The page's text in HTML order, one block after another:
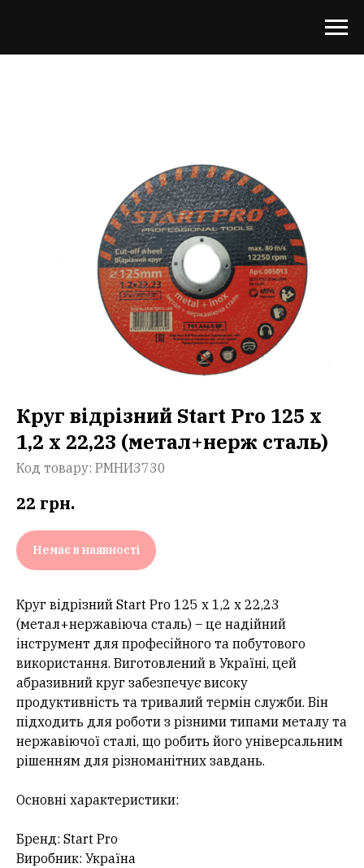
Круг відрізний Start Pro 125 x
1,2 x 22,23 (метал+нерж сталь)
Код товару: РМНИ3730
22 грн.
Немає в наявності
Круг відрізний Start Pro 125 x 1,2 x 22,23
(метал+нержавіюча сталь) – це надійний
інструмент для професійного та побутового
використання. Виготовлений в Україні, цей
абразивний круг забезпечує високу
продуктивність та тривалий термін служби. Він
підходить для роботи з різними типами металу та
нержавіючої сталі, що робить його універсальним
рішенням для різноманітних завдань.
Основні характеристики:
Бренд: Start Pro
Виробник: Україна